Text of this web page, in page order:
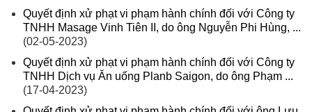
Quyết định xử phạt vi phạm hành chính đối với Công ty
TNHH Masage Vinh Tiên II, do ông Nguyễn Phi Hùng, ...
(02-05-2023)
Quyết định xử phạt vi phạm hành chính đối với Công ty
TNHH Dịch vụ Ăn uống Planb Saigon, do ông Phạm ...
(17-04-2023)